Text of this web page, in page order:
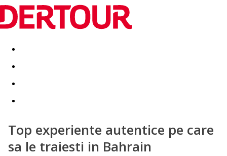
Destinatii Vacanta perfecta OFERTE DE NERATAT
Top experiente autentice pe care
sa le traiesti in Bahrain